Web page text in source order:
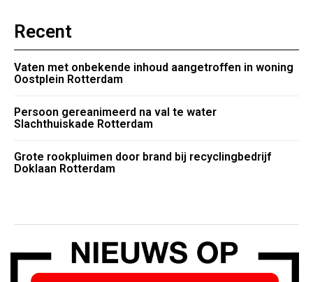
Recent
Vaten met onbekende inhoud aangetroffen in woning
Oostplein Rotterdam
Persoon gereanimeerd na val te water
Slachthuiskade Rotterdam
Grote rookpluimen door brand bij recyclingbedrijf
Doklaan Rotterdam